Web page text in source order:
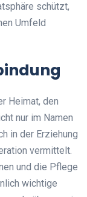
schützt,
Umfeld
Heimat, den
nur im Namen
in der Erziehung
vermittelt.
und die Pflege
wichtige